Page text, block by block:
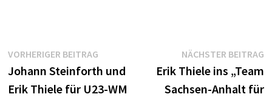
Beitragsnavigation
VORHERIGER BEITRAGVorheriger
Beitrag:
Johann Steinforth und
Erik Thiele für U23-WM
NÄCHSTER BEITRAG
Erik Thiele ins „Team
Sachsen-Anhalt für